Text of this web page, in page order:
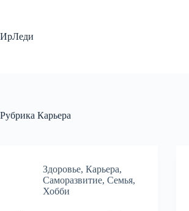
ИрЛеди
Рубрика Карьера
Здоровье, Карьера,
Саморазвитие, Семья,
Хобби